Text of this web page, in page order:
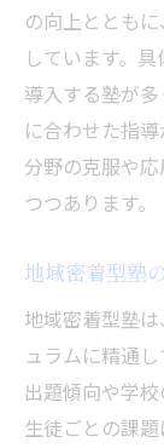
の向上ととも
しています。
導入する塾が
に合わせた指
分野の克服や
つつあります。
地域密着型塾
地域密着型塾
ュラムに精通
出題傾向や学
生徒ごとの課